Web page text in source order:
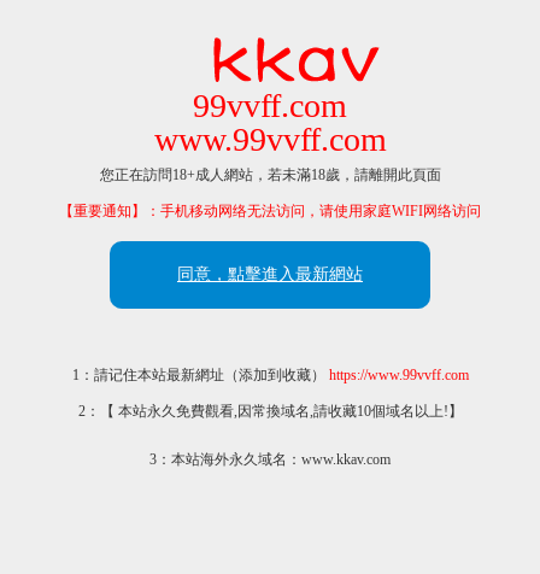
99vvff.com
www.99vvff.com
您正在訪問18+成人網站，若未滿18歲，請離開此頁面
【重要通知】：手机移动网络无法访问，请使用家庭WIFI网络访问
同意，點擊進入最新網站
1：請记住本站最新網址（添加到收藏） https://www.99vvff.com
2：【 本站永久免費觀看,因常換域名,請收藏10個域名以上!】
3：本站海外永久域名：www.kkav.com